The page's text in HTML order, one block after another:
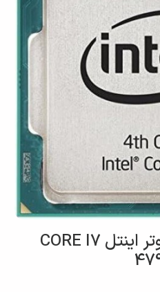
پردازنده مرکزی کامپیوتر اینتل CORE I7